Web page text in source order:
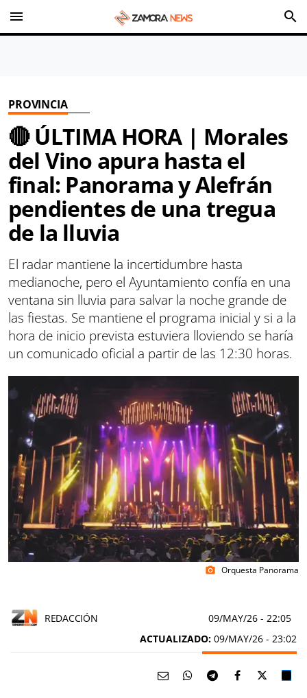
menu search
PROVINCIA
🔴 ÚLTIMA HORA | Morales
del Vino apura hasta el
final: Panorama y Alefrán
pendientes de una tregua
de la lluvia
El radar mantiene la incertidumbre hasta
medianoche, pero el Ayuntamiento confía en una
ventana sin lluvia para salvar la noche grande de
las fiestas. Se mantiene el programa inicial y si a la
hora de inicio prevista estuviera lloviendo se haría
un comunicado oficial a partir de las 12:30 horas.
photo_camera Orquesta Panorama
REDACCIÓN 09/MAY/26 - 22:05
ACTUALIZADO: 09/MAY/26 - 23:02